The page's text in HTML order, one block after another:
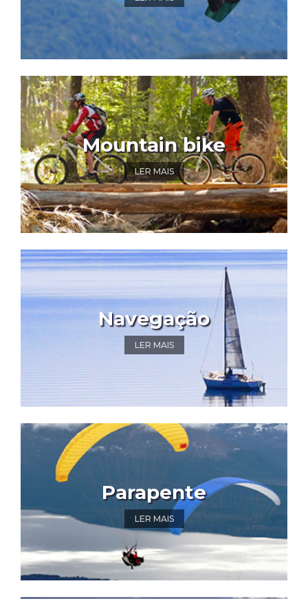
Mountain bike
LER MAIS
Navegação
LER MAIS
Parapente
LER MAIS